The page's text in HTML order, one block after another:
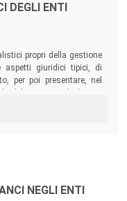
DEGLI ENTI
propri della gestione
aspetti giuridici tipici, di
per poi presentare, nel
NEGLI ENTI